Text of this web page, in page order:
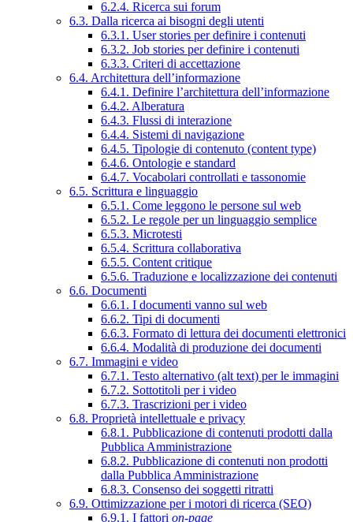
6.2.4. Ricerca sui forum
6.3. Dalla ricerca ai bisogni degli utenti
6.3.1. User stories per definire i contenuti
6.3.2. Job stories per definire i contenuti
6.3.3. Criteri di accettazione
6.4. Architettura dell’informazione
6.4.1. Definire l’architettura dell’informazione
6.4.2. Alberatura
6.4.3. Flussi di interazione
6.4.4. Sistemi di navigazione
6.4.5. Tipologie di contenuto (content type)
6.4.6. Ontologie e standard
6.4.7. Vocabolari controllati e tassonomie
6.5. Scrittura e linguaggio
6.5.1. Come leggono le persone sul web
6.5.2. Le regole per un linguaggio semplice
6.5.3. Microtesti
6.5.4. Scrittura collaborativa
6.5.5. Content critique
6.5.6. Traduzione e localizzazione dei contenuti
6.6. Documenti
6.6.1. I documenti vanno sul web
6.6.2. Tipi di documenti
6.6.3. Formato di lettura dei documenti elettronici
6.6.4. Modalità di produzione dei documenti
6.7. Immagini e video
6.7.1. Testo alternativo (alt text) per le immagini
6.7.2. Sottotitoli per i video
6.7.3. Trascrizioni per i video
6.8. Proprietà intellettuale e privacy
6.8.1. Pubblicazione di contenuti prodotti dalla
Pubblica Amministrazione
6.8.2. Pubblicazione di contenuti non prodotti
dalla Pubblica Amministrazione
6.8.3. Consenso dei soggetti ritratti
6.9. Ottimizzazione per i motori di ricerca (SEO)
6.9.1. I fattori on-page